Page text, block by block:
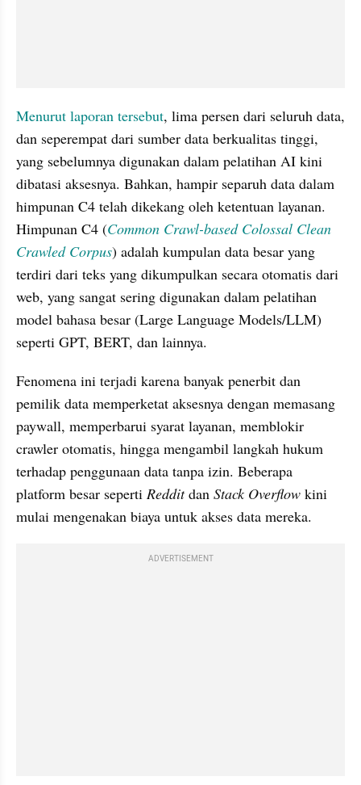
Menurut laporan tersebut, lima persen dari seluruh data,
dan seperempat dari sumber data berkualitas tinggi,
yang sebelumnya digunakan dalam pelatihan AI kini
dibatasi aksesnya. Bahkan, hampir separuh data dalam
himpunan C4 telah dikekang oleh ketentuan layanan.
Himpunan C4 (Common Crawl-based Colossal Clean
Crawled Corpus) adalah kumpulan data besar yang
terdiri dari teks yang dikumpulkan secara otomatis dari
web, yang sangat sering digunakan dalam pelatihan
model bahasa besar (Large Language Models/LLM)
seperti GPT, BERT, dan lainnya.
Fenomena ini terjadi karena banyak penerbit dan
pemilik data memperketat aksesnya dengan memasang
paywall, memperbarui syarat layanan, memblokir
crawler otomatis, hingga mengambil langkah hukum
terhadap penggunaan data tanpa izin. Beberapa
platform besar seperti Reddit dan Stack Overflow kini
mulai mengenakan biaya untuk akses data mereka.
ADVERTISEMENT